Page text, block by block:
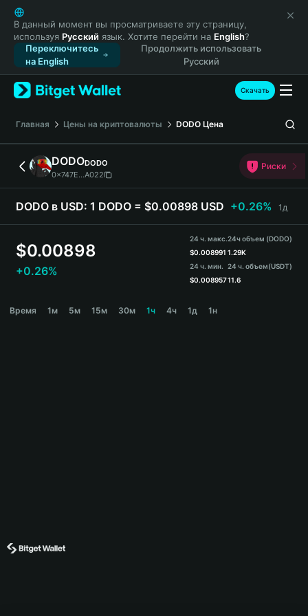
English
日本語
Tiếng Việt
Русский
Español (Latinoamérica)
Türkçe
Français
Deutsch
简体中文
繁體中文
Português (Portugal)
Bahasa Indonesia
ภาษาไทย
Español
Español (Argentina)
В данный момент вы просматриваете эту страницу,
используя Русский язык. Хотите перейти на English?
Переключитесь
на English
Продолжить использовать
Русский
Скачать
Главная Цены на криптовалюты DODO Цена
DODODODO
0x747E...A022
Риски
DODO в USD: 1 DODO = $0.00898 USD +0.26% 1д
$0.00898
+0.26%
24 ч. макс.
$0.008991
24 ч. мин.
$0.008957
24ч объем (DODO)
1.29K
24 ч. объем(USDT)
11.6
Время 1м 5м 15м 30м 1ч 4ч 1д 1н